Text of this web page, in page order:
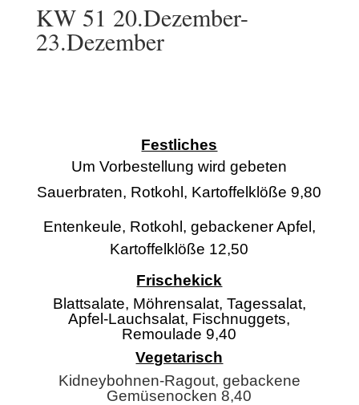
KW 51 20.Dezember-
23.Dezember
Festliches
Um Vorbestellung wird gebeten
Sauerbraten, Rotkohl, Kartoffelklöße 9,80
Entenkeule, Rotkohl, gebackener Apfel,
Kartoffelklöße 12,50
Frischekick
Blattsalate, Möhrensalat, Tagessalat,
Apfel-Lauchsalat, Fischnuggets,
Remoulade 9,40
Vegetarisch
Kidneybohnen-Ragout, gebackene
Gemüsenocken 8,40